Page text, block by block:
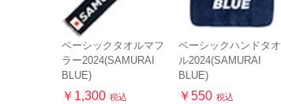
ベーシックタオルマフ
ラー2024(SAMURAI
BLUE)
￥1,300 税込
ベーシックハンドタオ
ル2024(SAMURAI
BLUE)
￥550 税込